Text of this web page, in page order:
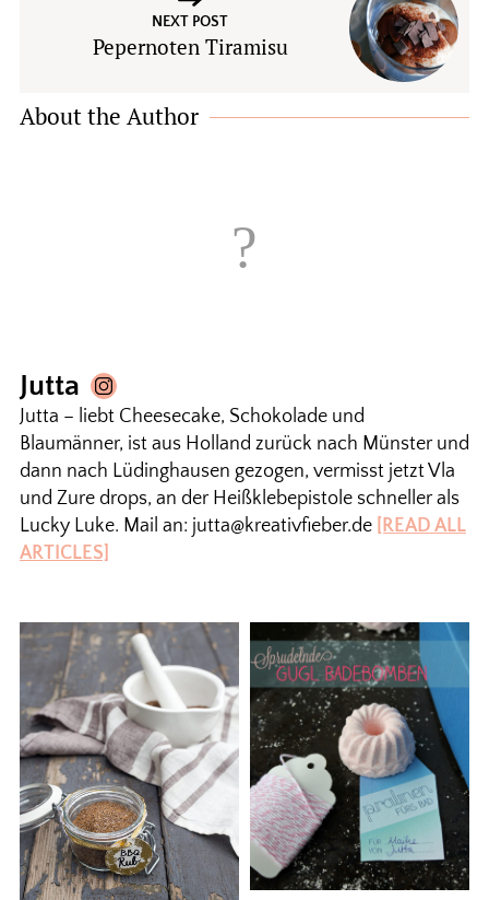
NEXT POST
Pepernoten Tiramisu
About the Author
Jutta
Jutta – liebt Cheesecake, Schokolade und
Blaumänner, ist aus Holland zurück nach Münster und
dann nach Lüdinghausen gezogen, vermisst jetzt Vla
und Zure drops, an der Heißklebepistole schneller als
Lucky Luke. Mail an: jutta@kreativfieber.de [READ ALL
ARTICLES]